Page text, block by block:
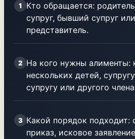
1
Кто обращается:
супруг, бывший супруг
представитель.
2 На кого нужны алименты:
нескольких детей,
супругу или другого
3 Какой порядок подходит:
приказ, исковое